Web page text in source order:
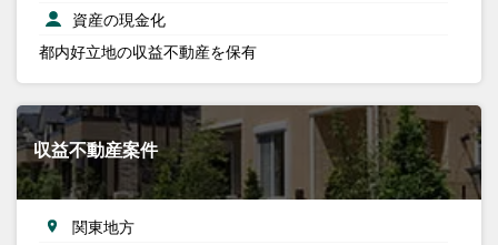
資産の現金化
都内好立地の収益不動産を保有
収益不動産案件
関東地方